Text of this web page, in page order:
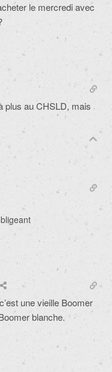
le mercredi avec
plus au CHSLD, mais
une vieille Boomer
blanche.